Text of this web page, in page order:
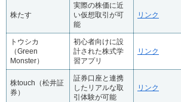
株たす
実際の株価に近
い仮想取引が可
能
リンク
トウシカ
（Green
Monster）
初心者向けに設
計された株式学
習アプリ
リンク
株touch（松井証
券）
証券口座と連携
したリアルな取
引体験が可能
リンク